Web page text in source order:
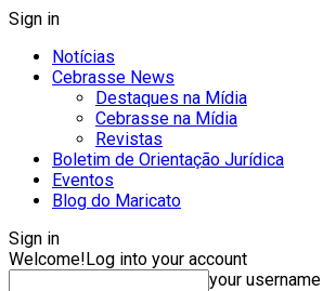
Sign in
Notícias
Cebrasse News
Destaques na Mídia
Cebrasse na Mídia
Revistas
Boletim de Orientação Jurídica
Eventos
Blog do Maricato
Sign in
Welcome!Log into your account
your username